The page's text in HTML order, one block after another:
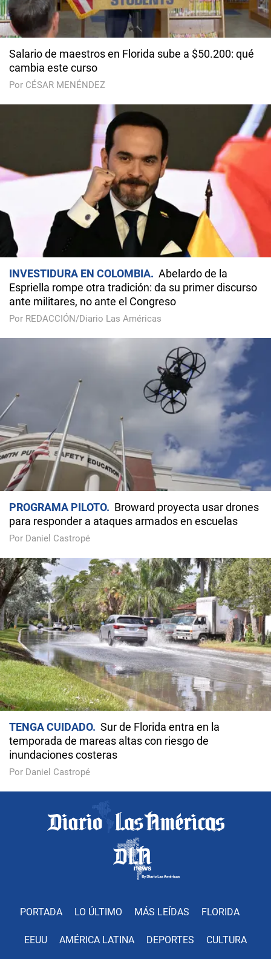
Salario de maestros en Florida sube a $50.200: qué
cambia este curso
Por CÉSAR MENÉNDEZ
INVESTIDURA EN COLOMBIA
Abelardo de la
Espriella rompe otra tradición: da su primer discurso
ante militares, no ante el Congreso
Por REDACCIÓN/Diario Las Américas
PROGRAMA PILOTO
Broward proyecta usar drones
para responder a ataques armados en escuelas
Por Daniel Castropé
TENGA CUIDADO
Sur de Florida entra en la
temporada de mareas altas con riesgo de
inundaciones costeras
Por Daniel Castropé
PORTADA LO ÚLTIMO MÁS LEÍDAS FLORIDA
EEUU AMÉRICA LATINA DEPORTES CULTURA